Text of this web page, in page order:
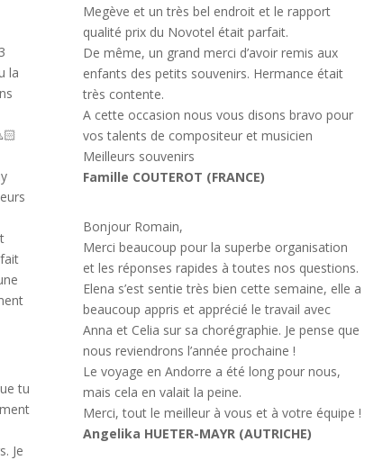
la
tu
Je
Megève et un très bel endroit et le rapport
qualité prix du Novotel était parfait.
De même, un grand merci d’avoir remis aux
enfants des petits souvenirs. Hermance était
très contente.
A cette occasion nous vous disons bravo pour
vos talents de compositeur et musicien
Meilleurs souvenirs
Famille COUTEROT (FRANCE)
Bonjour Romain,
Merci beaucoup pour la superbe organisation
et les réponses rapides à toutes nos questions.
Elena s’est sentie très bien cette semaine, elle a
beaucoup appris et apprécié le travail avec
Anna et Celia sur sa chorégraphie. Je pense que
nous reviendrons l’année prochaine !
Le voyage en Andorre a été long pour nous,
mais cela en valait la peine.
Merci, tout le meilleur à vous et à votre équipe !
Angelika HUETER-MAYR (AUTRICHE)